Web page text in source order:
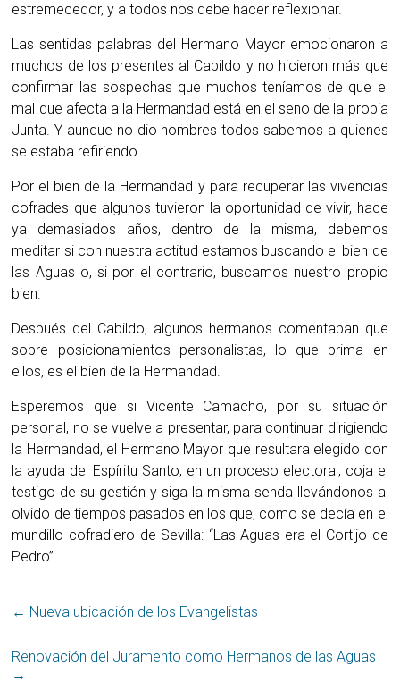
estremecedor, y a todos nos debe hacer reflexionar.
Las sentidas palabras del Hermano Mayor emocionaron a
muchos de los presentes al Cabildo y no hicieron más que
confirmar las sospechas que muchos teníamos de que el
mal que afecta a la Hermandad está en el seno de la propia
Junta. Y aunque no dio nombres todos sabemos a quienes
se estaba refiriendo.
Por el bien de la Hermandad y para recuperar las vivencias
cofrades que algunos tuvieron la oportunidad de vivir, hace
ya demasiados años, dentro de la misma, debemos
meditar si con nuestra actitud estamos buscando el bien de
las Aguas o, si por el contrario, buscamos nuestro propio
bien.
Después del Cabildo, algunos hermanos comentaban que
sobre posicionamientos personalistas, lo que prima en
ellos, es el bien de la Hermandad.
Esperemos que si Vicente Camacho, por su situación
personal, no se vuelve a presentar, para continuar dirigiendo
la Hermandad, el Hermano Mayor que resultara elegido con
la ayuda del Espíritu Santo, en un proceso electoral, coja el
testigo de su gestión y siga la misma senda llevándonos al
olvido de tiempos pasados en los que, como se decía en el
mundillo cofradiero de Sevilla: “Las Aguas era el Cortijo de
Pedro”.
← Nueva ubicación de los Evangelistas
Renovación del Juramento como Hermanos de las Aguas
→